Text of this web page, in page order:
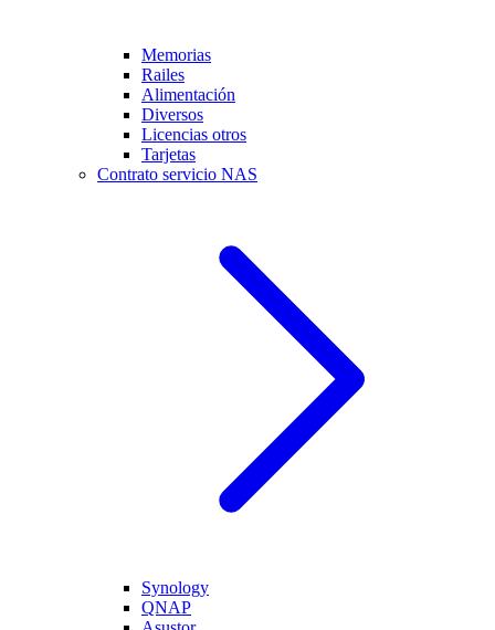
Memorias
Railes
Alimentación
Diversos
Licencias otros
Tarjetas
Contrato servicio NAS
Synology
QNAP